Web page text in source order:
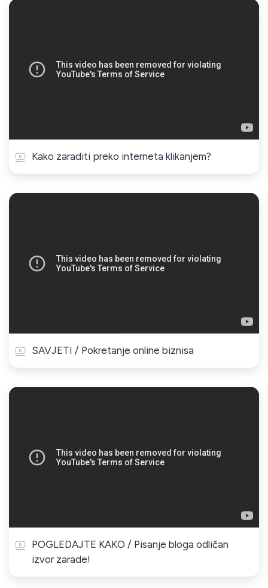
Kako zaraditi preko interneta klikanjem?
SAVJETI / Pokretanje online biznisa
POGLEDAJTE KAKO / Pisanje bloga odličan
izvor zarade!